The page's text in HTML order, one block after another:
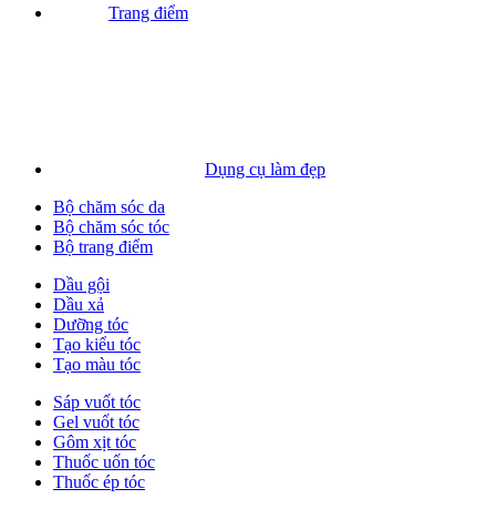
Trang điểm
Dụng cụ làm đẹp
Bộ chăm sóc da
Bộ chăm sóc tóc
Bộ trang điểm
Dầu gội
Dầu xả
Dưỡng tóc
Tạo kiểu tóc
Tạo màu tóc
Sáp vuốt tóc
Gel vuốt tóc
Gôm xịt tóc
Thuốc uốn tóc
Thuốc ép tóc